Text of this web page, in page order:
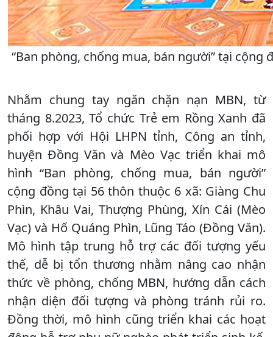
“Ban phòng, chống mua, bán người” tại
Nhằm chung tay ngăn chặn nạn MBN, từ
tháng 8.2023, Tổ chức Trẻ em Rồng Xanh đã
phối hợp với Hội LHPN tỉnh, Công an tỉnh,
huyện Đồng Văn và Mèo Vạc triển khai mô
hình “Ban phòng, chống mua, bán người”
cộng đồng tại 56 thôn thuộc 6 xã: Giàng Chu
Phìn, Khâu Vai, Thượng Phùng, Xín Cái (Mèo
Vạc) và Hố Quáng Phìn, Lũng Táo (Đồng Văn).
Mô hình tập trung hỗ trợ các đối tượng yếu
thế, dễ bị tổn thương nhằm nâng cao nhận
thức về phòng, chống MBN, hướng dẫn cách
nhận diện đối tượng và phòng tránh rủi ro.
Đồng thời, mô hình cũng triển khai các hoạt